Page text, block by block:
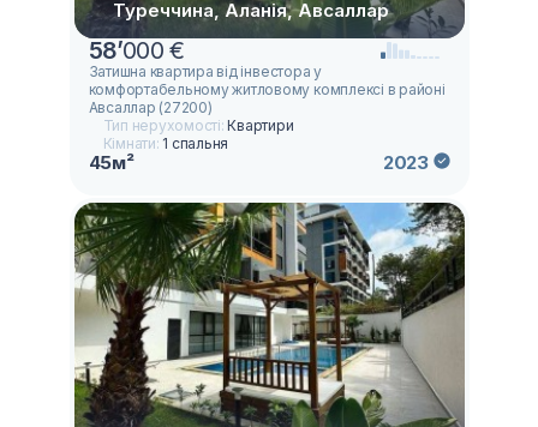
Туреччина, Аланія, Авсаллар
58’000 €
Затишна квартира від інвестора у
комфортабельному житловому комплексі в районі
Авсаллар (27200)
Тип нерухомості:Квартири
Кімнати: 1 спальня
45м² 2023